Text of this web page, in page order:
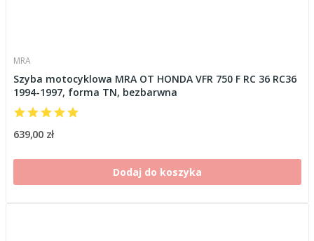
MRA
Szyba motocyklowa MRA OT HONDA VFR 750 F RC 36 RC36
1994-1997, forma TN, bezbarwna
639,00 zł
Dodaj do koszyka